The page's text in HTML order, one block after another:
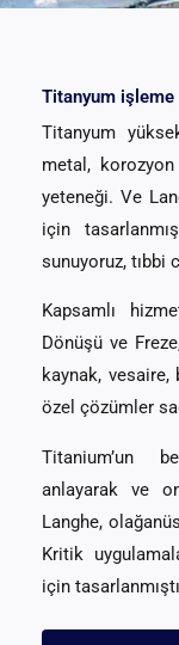
Titanyum
Titanyum
metal, korozyon
yeteneği. Ve
için
sunuyoruz, tıbbi
Kapsamlı
Dönüşü ve
kaynak,
özel çözümler
Titanium’un
anlayarak ve
Langhe,
Kritik
için